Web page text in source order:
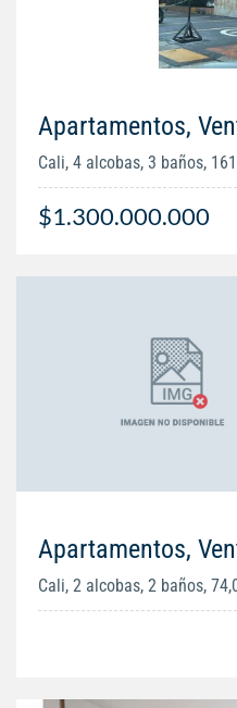
Apartamentos,
Cali, 4 alcobas, 3 baños,
$1.300.000.000
Apartamentos,
Cali, 2 alcobas, 2 baños,